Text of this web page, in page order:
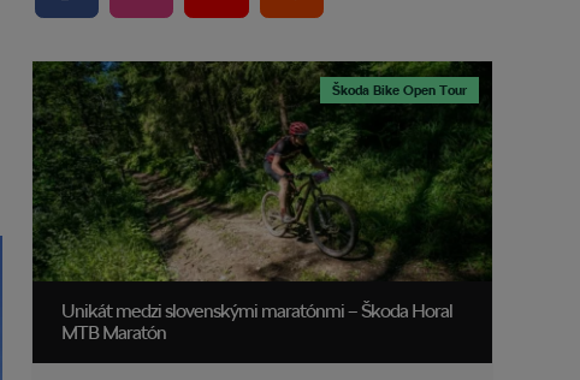
Unikát medzi slovenskými maratónmi – Škoda Horal
MTB Maratón
Škoda Bike Open Tour